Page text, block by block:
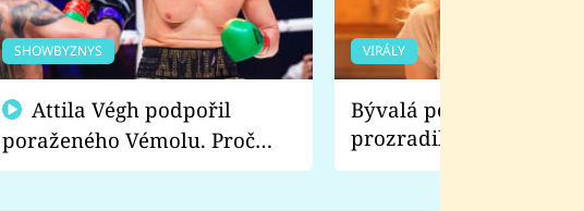
SHOWBYZNYS
poraženého Vémolu. Proč
chce raději zápasit s ním než
VIRÁLY
Bývalá pornoherečka
prozradila, co ji
natáčení Euforie.